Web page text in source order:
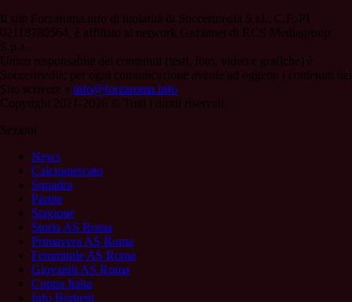
Il sito Forzaroma.info di titolarità di Soccermedia S.r.l., C.F./PI
02118780564, è affiliato al network Gazzanet di RCS Mediagroup
S.p.a..
Unico responsabile dei contenuti (testi, foto, video e grafiche) è
Soccermedia; per ogni comunicazione avente ad oggetto i contenuti del
Sito scrivere a info@forzaroma.info
Copyright 2021-2026 © Tutti i diritti riservati.
Sezioni
News
Calciomercato
Squadra
Partite
Stagione
Storia AS Roma
Primavera AS Roma
Femminile AS Roma
Giovanili AS Roma
Coppa Italia
Info Biglietti